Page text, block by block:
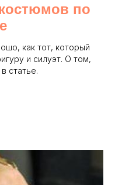
по
как тот, который
и силуэт. О том,
статье.